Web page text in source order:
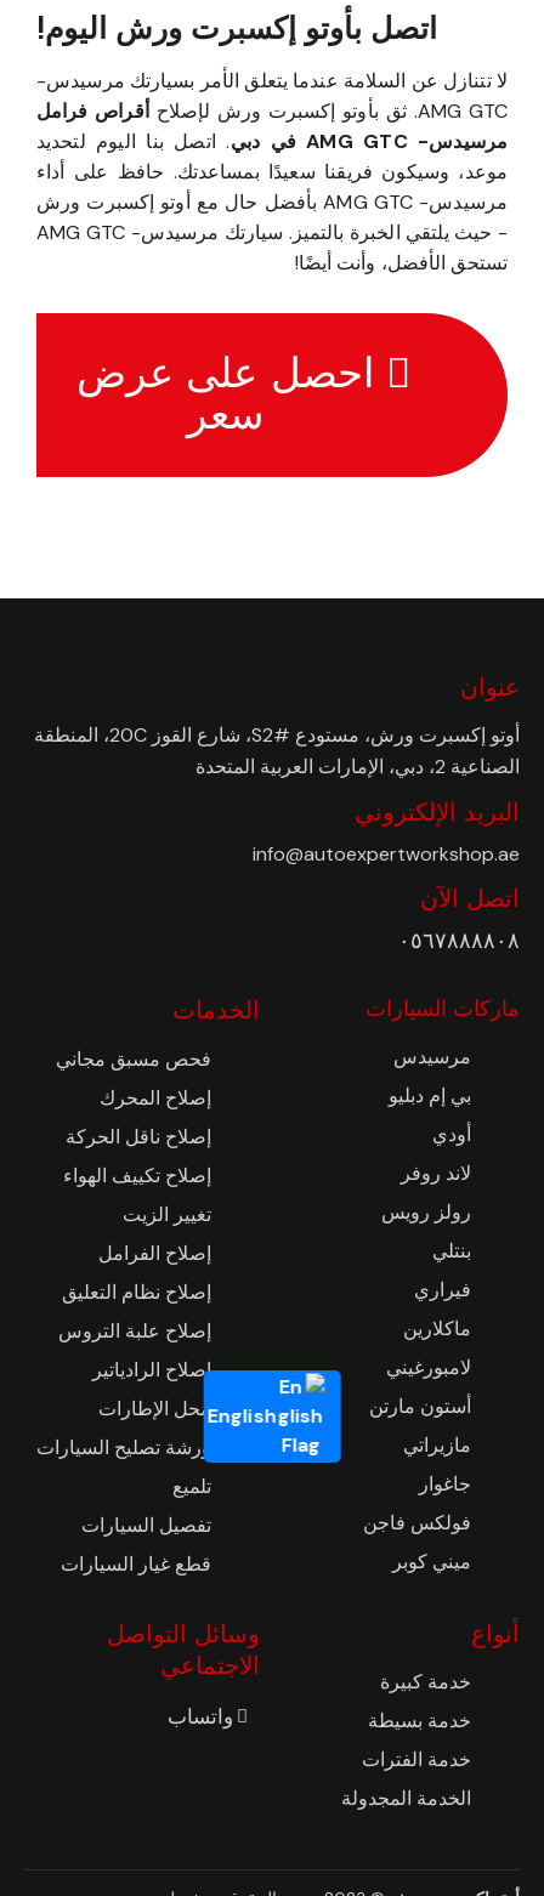
English
اتصل بأوتو إكسبرت ورش اليوم!
لا تتنازل عن السلامة عندما يتعلق الأمر بسيارتك مرسيدس-
AMG GTC. ثق بأوتو إكسبرت ورش لإصلاح
أقراص فرامل
مرسيدس- AMG GTC في دبي
. اتصل بنا اليوم لتحديد
موعد، وسيكون فريقنا سعيدًا بمساعدتك. حافظ على أداء
مرسيدس- AMG GTC بأفضل حال مع أوتو إكسبرت ورش
- حيث يلتقي الخبرة بالتميز. سيارتك مرسيدس- AMG GTC
تستحق الأفضل، وأنت أيضًا!
احصل على عرض
سعر
عنوان
أوتو إكسبرت ورش، مستودع #S2، شارع القوز 20C، المنطقة
الصناعية 2، دبي، الإمارات العربية المتحدة
البريد الإلكتروني
info@autoexpertworkshop.ae
اتصل الآن
٠٥٦٧٨٨٨٨٠٨
ماركات السيارات
مرسيدس
بي إم دبليو
أودي
لاند روفر
رولز رويس
بنتلي
فيراري
ماكلارين
لامبورغيني
أستون مارتن
مازيراتي
جاغوار
فولكس فاجن
ميني كوبر
الخدمات
فحص مسبق مجاني
إصلاح المحرك
إصلاح ناقل الحركة
إصلاح تكييف الهواء
تغيير الزيت
إصلاح الفرامل
إصلاح نظام التعليق
إصلاح علبة التروس
إصلاح الرادياتير
محل الإطارات
ورشة تصليح السيارات
تلميع
تفصيل السيارات
قطع غيار السيارات
أنواع
خدمة كبيرة
خدمة بسيطة
خدمة الفترات
الخدمة المجدولة
وسائل التواصل
الاجتماعي
واتساب